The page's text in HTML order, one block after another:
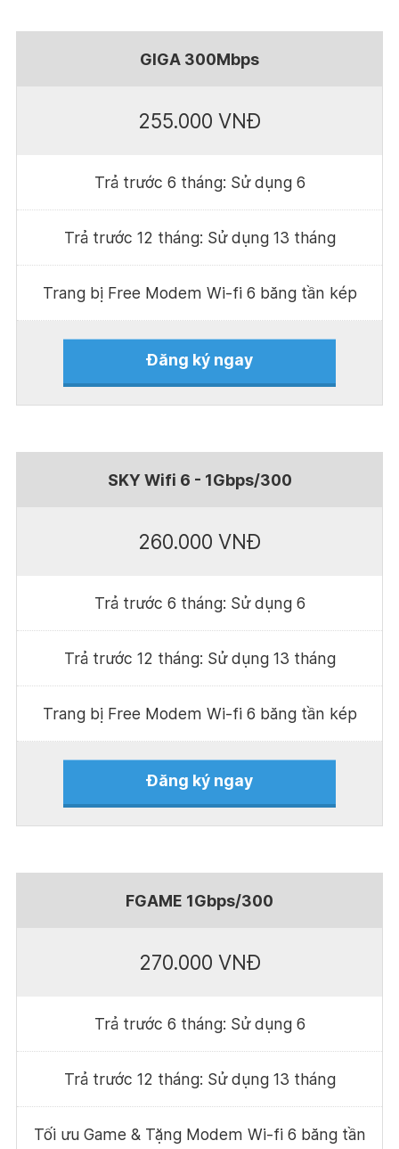
GIGA 300Mbps
255.000 VNĐ
Trả trước 6 tháng: Sử dụng 6
Trả trước 12 tháng: Sử dụng 13 tháng
Trang bị Free Modem Wi-fi 6 băng tần kép
Đăng ký ngay
SKY Wifi 6 - 1Gbps/300
260.000 VNĐ
Trả trước 6 tháng: Sử dụng 6
Trả trước 12 tháng: Sử dụng 13 tháng
Trang bị Free Modem Wi-fi 6 băng tần kép
Đăng ký ngay
FGAME 1Gbps/300
270.000 VNĐ
Trả trước 6 tháng: Sử dụng 6
Trả trước 12 tháng: Sử dụng 13 tháng
Tối ưu Game & Tặng Modem Wi-fi 6 băng tần